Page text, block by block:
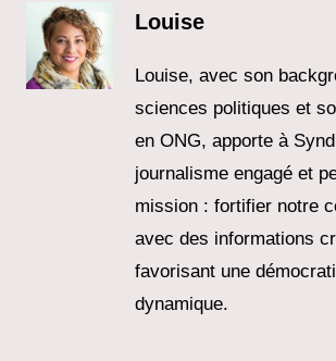
Louise
Louise, avec son
sciences politiques et
en ONG, apporte à
journalisme engagé et
mission : fortifier notre
avec des informations
favorisant une
dynamique.